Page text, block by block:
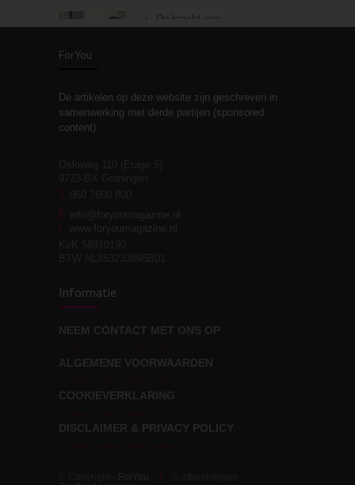
De kracht van
Stiefouderschap en
relaties
moeite!
Wat voor leider wil jij
zijn?
ForYou
De artikelen op deze website zijn geschreven in
samenwerking met derde partijen (sponsored
content).
T
E info@foryoumagazine.nl
www.foryoumagazine.nl
Informatie
NEEM CONTACT MET ONS OP
ALGEMENE VOORWAARDEN
COOKIEVERKLARING
DISCLAIMER & PRIVACY POLICY
ForYou